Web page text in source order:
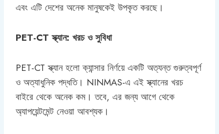
এবং এটি দেশের অনেক মানুষকেই উপকৃত করছে।
PET-CT স্ক্যান: খরচ ও সুবিধা
PET-CT স্ক্যান হলো ক্যান্সার নির্ণয়ে একটি অত্যন্ত গুরুত্বপূর্ণ
ও অত্যাধুনিক পদ্ধতি। NINMAS-এ এই স্ক্যানের খরচ
বাইরে থেকে অনেক কম। তবে, এর জন্য আগে থেকে
অ্যাপয়েন্টমেন্ট নেওয়া আবশ্যক।